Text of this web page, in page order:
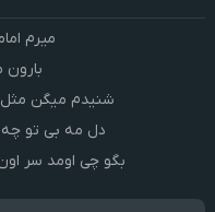
میرم
بارون
شنیدم میگن
دل مه بی تو
بگو چی اومد سر